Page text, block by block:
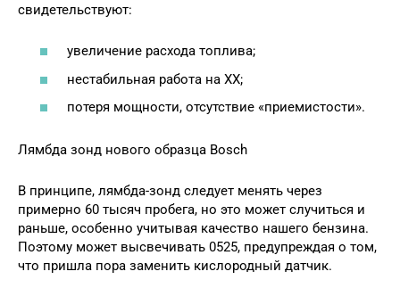
свидетельствуют:
увеличение расхода топлива;
нестабильная работа на ХХ;
потеря мощности, отсутствие «приемистости».
Лямбда зонд нового образца Bosch
В принципе, лямбда-зонд следует менять через
примерно 60 тысяч пробега, но это может случиться и
раньше, особенно учитывая качество нашего бензина.
Поэтому может высвечивать 0525, предупреждая о том,
что пришла пора заменить кислородный датчик.